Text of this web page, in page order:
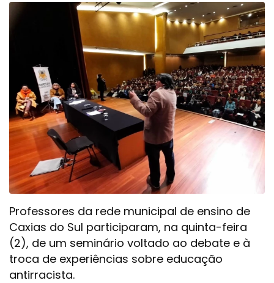
Professores da rede municipal de ensino de
Caxias do Sul participaram, na quinta-feira
(2), de um seminário voltado ao debate e à
troca de experiências sobre educação
antirracista.